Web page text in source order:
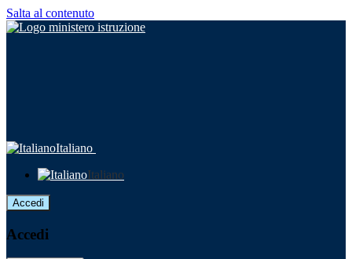
Salta al contenuto
Italiano
Italiano
Accedi
Accedi